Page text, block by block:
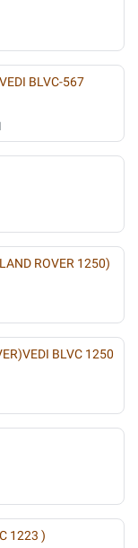
BLVC-567
ROVER 1250)
BLVC 1250
1223 )